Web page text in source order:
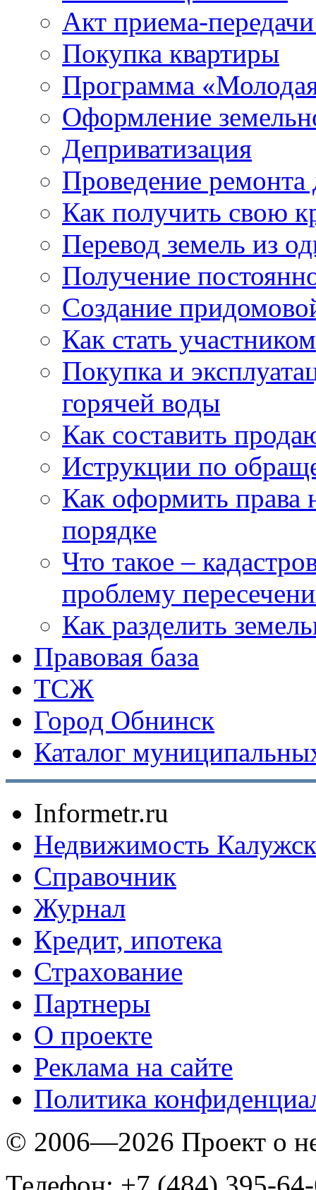
Акт приема-
Покупка квартиры
Программа
Оформление
Деприватизация
Проведение
Как получить свою
Перевод земель из
Получение
Создание
Как стать
Покупка и
горячей воды
Как составить
Иструкции по
Как оформить
порядке
Что такое –
проблему
Как разделить
Правовая база
ТСЖ
Город Обнинск
Каталог
Informetr.ru
Недвижимость
Справочник
Журнал
Кредит, ипотека
Страхование
Партнеры
O проекте
Реклама на сайте
Политика
© 2006—2026 Проект о